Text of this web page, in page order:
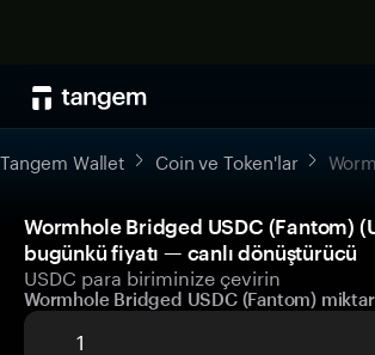
Tangem Wallet Coin ve Token'lar
Wormhole Bridged USDC (Fantom)
bugünkü fiyatı — canlı dönüştürücü
USDC para biriminize çevirin
Wormhole Bridged USDC (Fantom)